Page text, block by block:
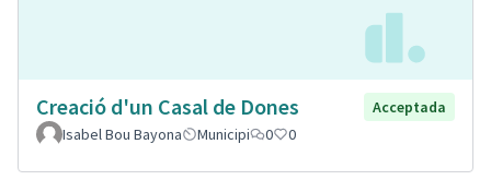
Creació d'un Casal de Dones
Acceptada
Isabel Bou Bayona
Municipi 0 0